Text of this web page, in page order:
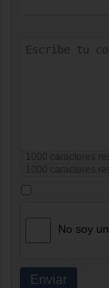
caracteres
caracteres
No soy
Enviar